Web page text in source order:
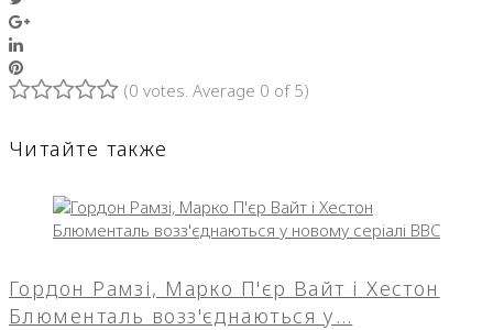
Google+
LinkedIn
Pinterest
(0 votes . Average 0 of 5)
Читайте также
Гордон Рамзі, Марко П'єр Вайт і Хестон
Блюменталь возз'єднаються у…